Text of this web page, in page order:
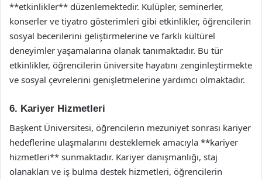
**etkinlikler** düzenlemektedir. Kulüpler, seminerler,
konserler ve tiyatro gösterimleri gibi etkinlikler, öğrencilerin
sosyal becerilerini geliştirmelerine ve farklı kültürel
deneyimler yaşamalarına olanak tanımaktadır. Bu tür
etkinlikler, öğrencilerin üniversite hayatını zenginleştirmekte
ve sosyal çevrelerini genişletmelerine yardımcı olmaktadır.
6. Kariyer Hizmetleri
Başkent Üniversitesi, öğrencilerin mezuniyet sonrası kariyer
hedeflerine ulaşmalarını desteklemek amacıyla **kariyer
hizmetleri** sunmaktadır. Kariyer danışmanlığı, staj
olanakları ve iş bulma destek hizmetleri, öğrencilerin